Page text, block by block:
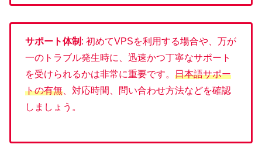
サポート体制 : 初めてVPSを利用する場合や、万が
一のトラブル発生時に、迅速かつ丁寧なサポート
を受けられるかは非常に重要です。 日本語サポー
トの有無、対応時間、問い合わせ方法などを確認
しましょう。